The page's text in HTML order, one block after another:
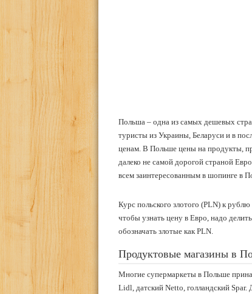
Польша – одна из самых дешевых
туристы из Украины, Беларуси и в
ценам. В Польше цены на продукты,
далеко не самой дорогой страной
всем заинтересованным в шопинге в
Курс польского злотого (PLN) к
чтобы узнать цену в Евро, надо
обозначать злотые как PLN.
Продуктовые магазины в
Многие супермаркеты в Польше
Lidl, датский Netto, голландский Spar.